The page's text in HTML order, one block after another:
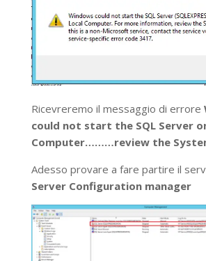
Ricevreremo il messaggio di errore
could not start the SQL Server
Computer………review the
Adesso provare a fare partire il
Server Configuration manager